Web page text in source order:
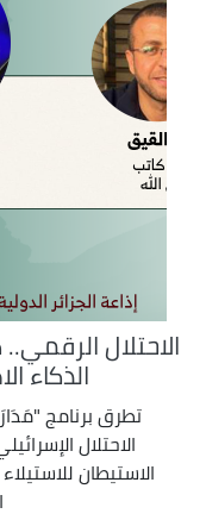
الاحتلال
الذكاء
تطرق برنامج
الاحتلال
الاستيطان